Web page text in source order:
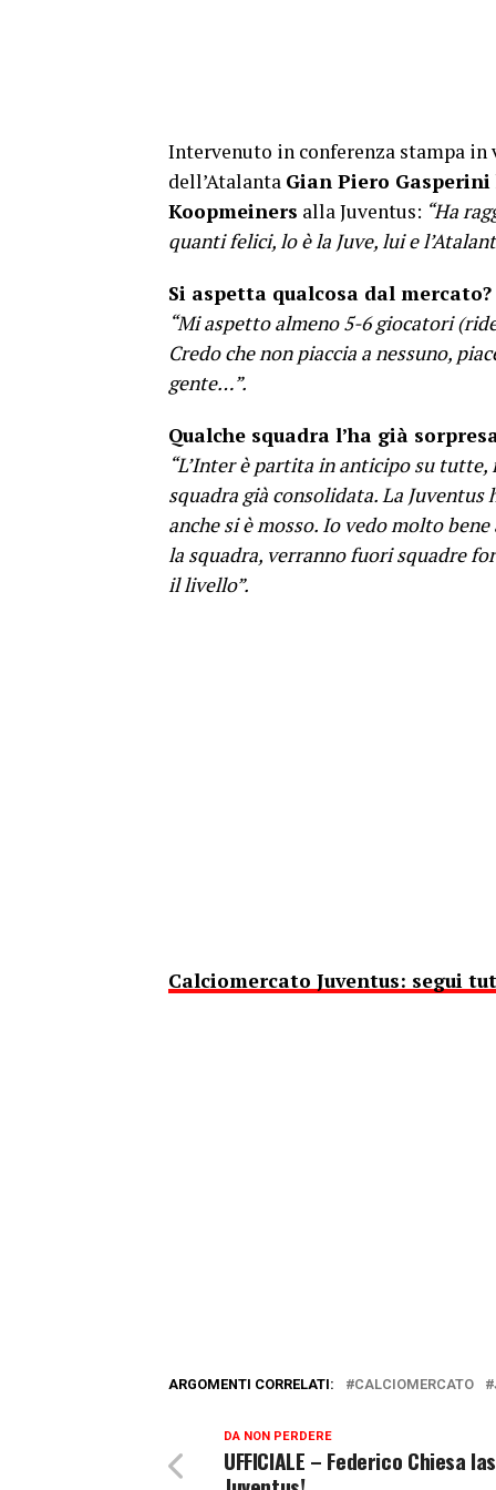
Intervenuto in conferenza stampa
dell’Atalanta Gian Piero Gasperini
Koopmeiners alla Juventus: “Ha
quanti felici, lo è la Juve, lui e
Si aspetta qualcosa dal mercato?
“Mi aspetto almeno 5-6 giocatori
Credo che non piaccia a nessuno,
gente…”.
Qualche squadra l’ha già
“L’Inter è partita in anticipo su
squadra già consolidata. La
anche si è mosso. Io vedo molto
la squadra, verranno fuori squadre
il livello”.
Calciomercato Juventus: segui
ARGOMENTI CORRELATI: CALCIOMERCATO
DA NON PERDERE
UFFICIALE – Federico Chiesa